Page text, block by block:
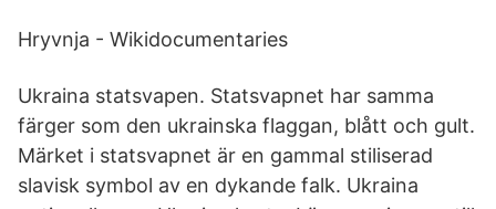
Hryvnja - Wikidocumentaries
Ukraina statsvapen. Statsvapnet har samma
färger som den ukrainska flaggan, blått och gult.
Märket i statsvapnet är en gammal stiliserad
slavisk symbol av en dykande falk. Ukraina